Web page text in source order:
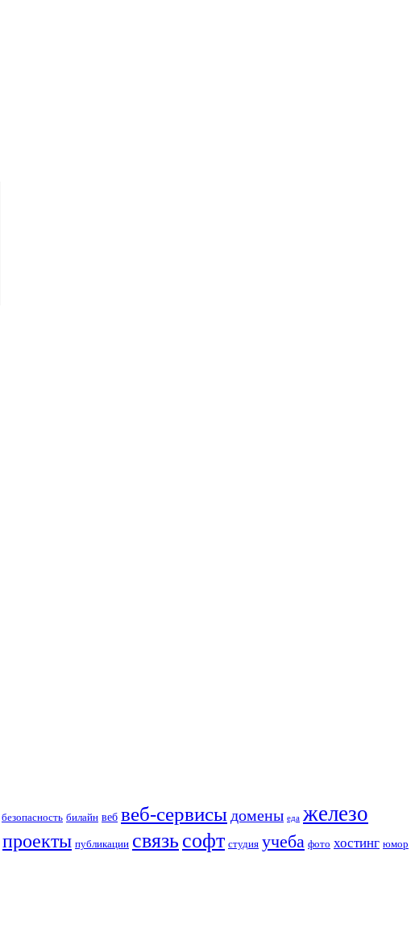
безопасность билайн веб веб-сервисыдомены еда железо
проекты публикации связь софт студия учеба фото хостинг юмор